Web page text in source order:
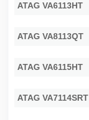
ATAG VA6113HT
ATAG VA8113QT
ATAG VA6115HT
ATAG VA7114SRT